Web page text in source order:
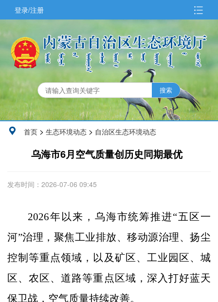
登录/注册
首页 > 生态环境动态 > 自治区生态环境动态
乌海市6月空气质量创历史同期最优
发布时间：2026-07-06 09:45
2026年以来，乌海市统筹推进“五区一
河”治理，聚焦工业排放、移动源治理、扬尘
控制等重点领域，以及矿区、工业园区、城
区、农区、道路等重点区域，深入打好蓝天
保卫战，空气质量持续改善。